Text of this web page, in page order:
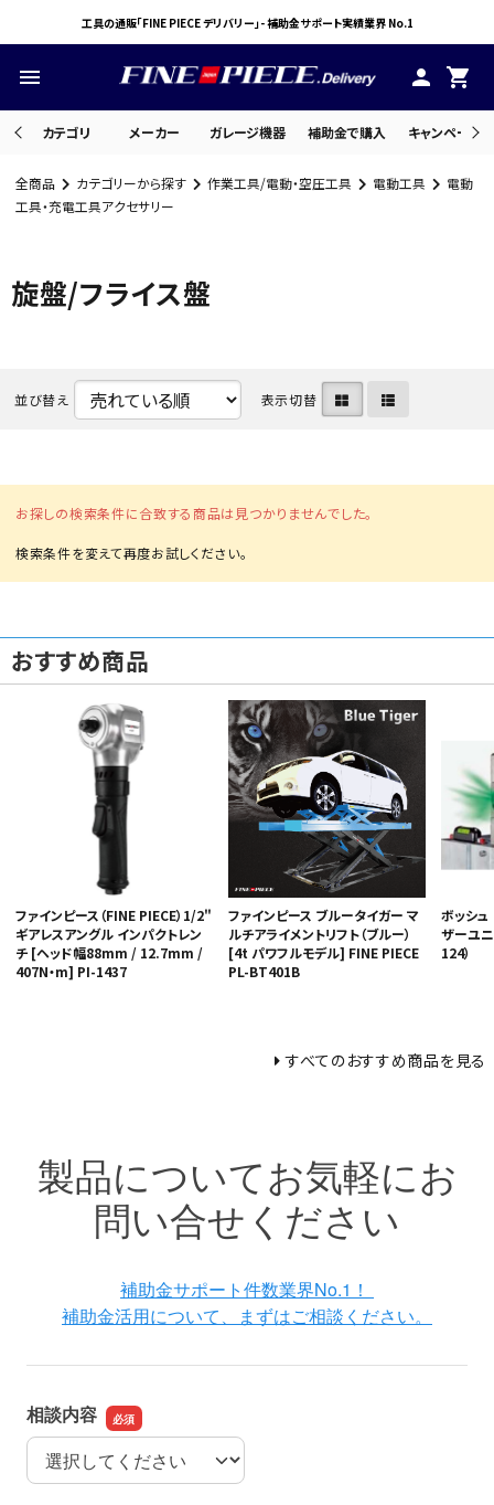
工具の通販「FINE PIECE デリバリー」- 補助金サポート実績業界 No.1
menu person shopping_cart
カテゴリ メーカー ガレージ機器 補助金で購入 キャンペーン
ACCOUNT MENU
ログイン person 会員登録
カテゴリから選ぶ
メーカーから選ぶ
ガレージ機器
全商品 カテゴリーから探す 作業工具/電動・空圧工具 電動工具
電動
工具・充電工具アクセサリー
旋盤/フライス盤
並び替え 表示切替
お探しの検索条件に合致する商品は見つかりませんでした。
おすすめ商品
ファインピース（FINE PIECE）1/2"
ギアレスアングル インパクトレン
チ [ヘッド幅88mm / 12.7mm /
407N・m] PI-1437
ファインピース ブルータイガー マ
ルチアライメントリフト（ブルー）
[4t パワフルモデル] FINE PIECE
PL-BT401B
ボッシ
ザーユ
124）
すべてのおすすめ商品を見る